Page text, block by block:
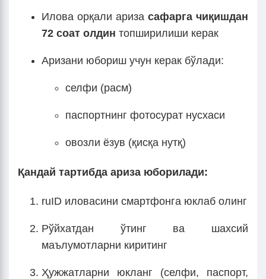
Илова орқали ариза сафарга чиқишдан
72 соат олдин топширилиши керак
Аризани юбориш учун керак бўлади:
селфи (расм)
паспортнинг фотосурат нусхаси
овозли ёзув (қисқа нутқ)
Қандай тартибда ариза юборилади:
ruID иловасини смартфонга юклаб олинг
Рўйхатдан ўтинг ва шахсий
маълумотларни киритинг
Ҳужжатларни юкланг (селфи, паспорт,